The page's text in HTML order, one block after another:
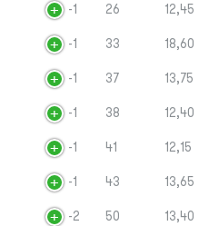
-1 26 12,45
-1 33 18,60
-1 37 13,75
-1 38 12,40
-1 41 12,15
-1 43 13,65
-2 50 13,40